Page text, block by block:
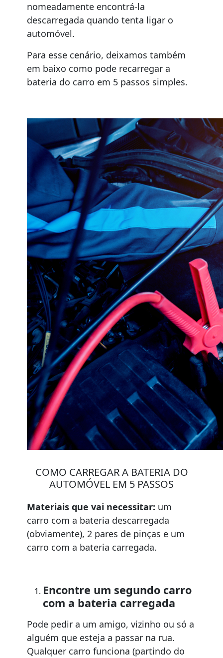
nomeadamente encontrá-la
descarregada quando tenta ligar o
automóvel.
Para esse cenário, deixamos também
em baixo como pode recarregar a
bateria do carro em 5 passos simples.
COMO CARREGAR A BATERIA DO
AUTOMÓVEL EM 5 PASSOS
Materiais que vai necessitar: um
carro com a bateria descarregada
(obviamente), 2 pares de pinças e um
carro com a bateria carregada.
Encontre um segundo carro
com a bateria carregada
Pode pedir a um amigo, vizinho ou só a
alguém que esteja a passar na rua.
Qualquer carro funciona (partindo do